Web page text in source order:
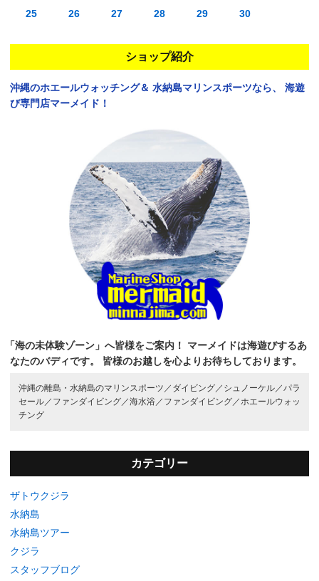
25 26 27 28 29 30
ショップ紹介
沖縄のホエールウォッチング＆ 水納島マリンスポーツなら、
海遊
び専門店マーメイド！
「海の未体験ゾーン」へ皆様をご案内！
マーメイドは海遊びするあ
なたのバディです。
皆様のお越しを心よりお待ちしております。
沖縄の離島・水納島のマリンスポーツ／ ダイビング／ シュノーケル／ パラ
セール／ ファンダイビング／海水浴／ ファンダイビング／ ホエールウォッ
チング
カテゴリー
ザトウクジラ
水納島
水納島ツアー
クジラ
スタッフブログ